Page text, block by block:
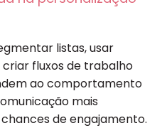
listas, usar
fluxos de trabalho
ao comportamento
mais
de engajamento.